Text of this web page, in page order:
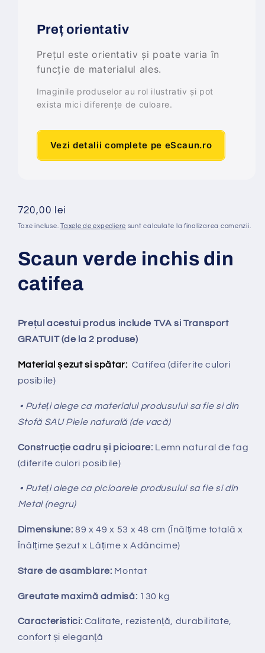
Preț orientativ
Prețul este orientativ și poate varia în
funcție de materialul ales.
Imaginile produselor au rol ilustrativ și pot
exista mici diferențe de culoare.
Vezi detalii complete pe eScaun.ro
Preț
obișnuit
720,00 lei
Taxe incluse.Taxele de expediere sunt calculate la finalizarea comenzii.
Scaun verde inchis din
catifea
Prețul acestui produs include TVA si Transport
GRATUIT (de la 2 produse)
Material șezut si spătar: Catifea (diferite culori
posibile)
• Puteți alege ca materialul produsului sa fie si din
Stofă SAU Piele naturală (de vacă)
Construcție cadru și picioare: Lemn natural de fag
(diferite culori posibile)
• Puteți alege ca picioarele produsului sa fie si din
Metal (negru)
Dimensiune: 89 x 49 x 53 x 48 cm (Înălțime totală x
Înălțimeșezut x Lățime x Adâncime)
Stare de asamblare: Montat
Greutate maximă admisă: 130 kg
Caracteristici: Calitate, rezistență, durabilitate,
confort și eleganță